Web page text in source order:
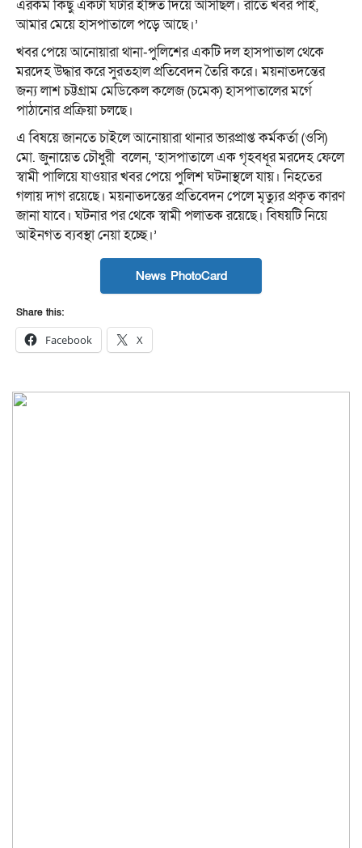
এরকম কিছু একটা ঘটার ইঙ্গিত দিয়ে আসছিল। রাতে খবর পাই,
আমার মেয়ে হাসপাতালে পড়ে আছে।’
‎খবর পেয়ে আনোয়ারা থানা-পুলিশের একটি দল হাসপাতাল থেকে
মরদেহ উদ্ধার করে সুরতহাল প্রতিবেদন তৈরি করে। ময়নাতদন্তের
জন্য লাশ চট্টগ্রাম মেডিকেল কলেজ (চমেক) হাসপাতালের মর্গে
পাঠানোর প্রক্রিয়া চলছে।
‎এ বিষয়ে জানতে চাইলে আনোয়ারা থানার ভারপ্রাপ্ত কর্মকর্তা (ওসি)
মো. জুনায়েত চৌধুরী বলেন, ‘হাসপাতালে এক গৃহবধূর মরদেহ ফেলে
স্বামী পালিয়ে যাওয়ার খবর পেয়ে পুলিশ ঘটনাস্থলে যায়। নিহতের
গলায় দাগ রয়েছে। ময়নাতদন্তের প্রতিবেদন পেলে মৃত্যুর প্রকৃত কারণ
জানা যাবে। ঘটনার পর থেকে স্বামী পলাতক রয়েছে। বিষয়টি নিয়ে
আইনগত ব্যবস্থা নেয়া হচ্ছে।’
News PhotoCard
Share this:
Facebook X